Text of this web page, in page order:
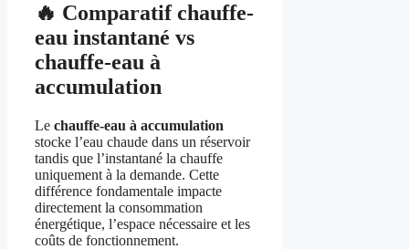
🔥 Comparatif chauffe-
eau instantané vs
chauffe-eau à
accumulation
Le chauffe-eau à accumulation
stocke l’eau chaude dans un réservoir
tandis que l’instantané la chauffe
uniquement à la demande. Cette
différence fondamentale impacte
directement la consommation
énergétique, l’espace nécessaire et les
coûts de fonctionnement.